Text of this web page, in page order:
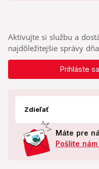
Aktivujte si službu a
najdôležitejšie správy
Prihláste
Zdieľať
Máte pre
Pošlite